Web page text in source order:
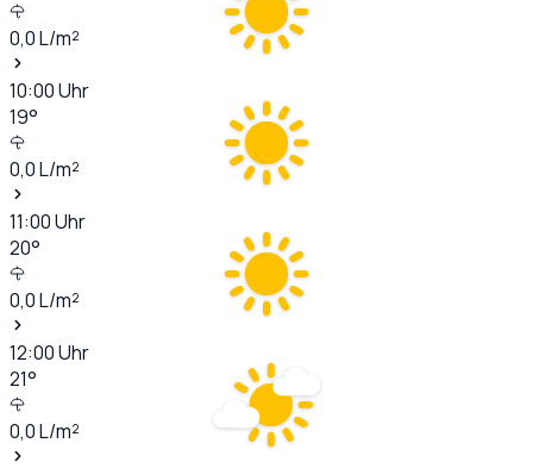
0,0L/m²
10:00Uhr
19°
0,0L/m²
11:00Uhr
20°
0,0L/m²
12:00Uhr
21°
0,0L/m²